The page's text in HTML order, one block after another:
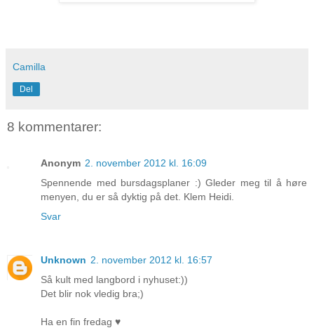
Camilla
Del
8 kommentarer:
Anonym 2. november 2012 kl. 16:09
Spennende med bursdagsplaner :) Gleder meg til å høre
menyen, du er så dyktig på det. Klem Heidi.
Svar
Unknown 2. november 2012 kl. 16:57
Så kult med langbord i nyhuset:))
Det blir nok vledig bra;)
Ha en fin fredag ♥